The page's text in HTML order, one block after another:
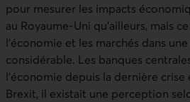
pour mesurer les impacts
au Royaume-Uni qu’ailleurs, mais
l’économie et les marchés dans
considérable. Les banques
l’économie depuis la dernière crise
Brexit, il existait une perception